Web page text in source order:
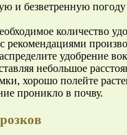
и безветренную
количество
рекомендациями
удобрение
небольшое
хорошо полейте
проникло в почву.